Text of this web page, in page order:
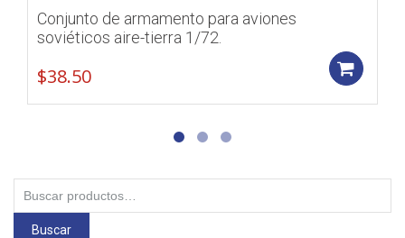
Conjunto de armamento para aviones
soviéticos aire-tierra 1/72.
$38.50
Buscar
por:
Buscar